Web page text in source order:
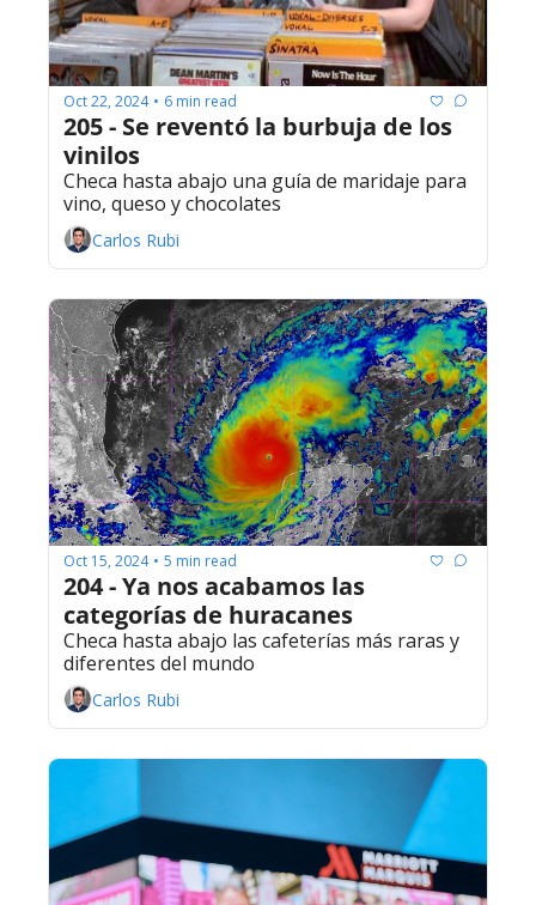
Oct 22, 2024 • 6 min read
205 - Se reventó la burbuja de los
vinilos
Checa hasta abajo una guía de maridaje para
vino, queso y chocolates
Carlos Rubi
Oct 15, 2024 • 5 min read
204 - Ya nos acabamos las
categorías de huracanes
Checa hasta abajo las cafeterías más raras y
diferentes del mundo
Carlos Rubi